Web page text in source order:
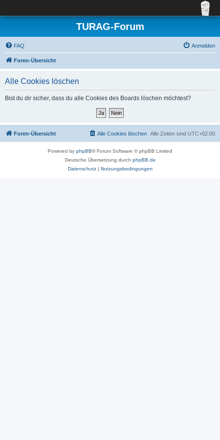
TURAG-Forum
FAQ Anmelden
Foren-Übersicht
Alle Cookies löschen
Bist du dir sicher, dass du alle Cookies des Boards löschen möchtest?
Foren-Übersicht Alle Zeiten sind UTC+02:00
Alle Cookies löschen
Powered by phpBB® Forum Software © phpBB Limited
Deutsche Übersetzung durch phpBB.de
Datenschutz| Nutzungsbedingungen